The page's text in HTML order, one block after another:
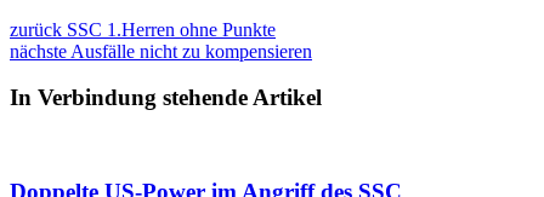
zurück SSC 1.Herren ohne Punkte
nächste Ausfälle nicht zu kompensieren
In Verbindung stehende Artikel
Doppelte US-Power im Angriff des SSC